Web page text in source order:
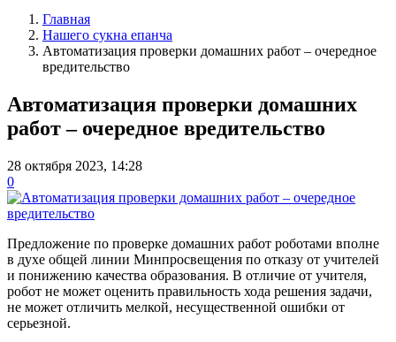
Главная
Нашего сукна епанча
Автоматизация проверки домашних работ – очередное
вредительство
Автоматизация проверки домашних
работ – очередное вредительство
28 октября 2023, 14:28
0
Предложение по проверке домашних работ роботами вполне
в духе общей линии Минпросвещения по отказу от учителей
и понижению качества образования. В отличие от учителя,
робот не может оценить правильность хода решения задачи,
не может отличить мелкой, несущественной ошибки от
серьезной.